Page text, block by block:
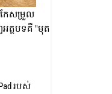
កែសម្រួល
អត្ថបទគឺ "មុត
របស់